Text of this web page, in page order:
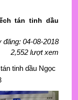
tán tinh dầu
đăng: 04-08-2018
2,552 lượt xem
tinh dầu Ngọc